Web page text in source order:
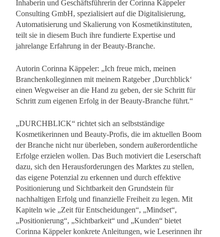
Inhaberin und Geschäftsführerin der Corinna Käppeler
Consulting GmbH, spezialisiert auf die Digitalisierung,
Automatisierung und Skalierung von Kosmetikinstituten,
teilt sie in diesem Buch ihre fundierte Expertise und
jahrelange Erfahrung in der Beauty-Branche.
Autorin Corinna Käppeler: „Ich freue mich, meinen
Branchenkolleginnen mit meinem Ratgeber ‚Durchblick‘
einen Wegweiser an die Hand zu geben, der sie Schritt für
Schritt zum eigenen Erfolg in der Beauty-Branche führt.“
„DURCHBLICK“ richtet sich an selbstständige
Kosmetikerinnen und Beauty-Profis, die im aktuellen Boom
der Branche nicht nur überleben, sondern außerordentliche
Erfolge erzielen wollen. Das Buch motiviert die Leserschaft
dazu, sich den Herausforderungen des Marktes zu stellen,
das eigene Potenzial zu erkennen und durch effektive
Positionierung und Sichtbarkeit den Grundstein für
nachhaltigen Erfolg und finanzielle Freiheit zu legen. Mit
Kapiteln wie „Zeit für Entscheidungen“, „Mindset“,
„Positionierung“, „Sichtbarkeit“ und „Kunden“ bietet
Corinna Käppeler konkrete Anleitungen, wie Leserinnen ihr